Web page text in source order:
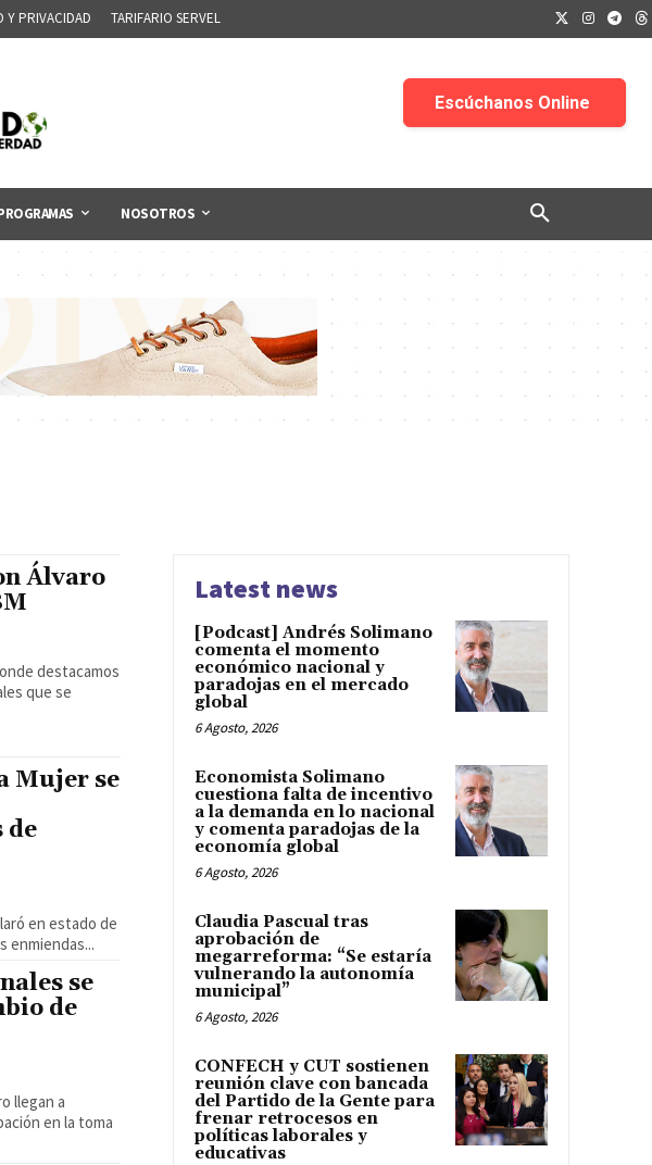
Y PRIVACIDAD TARIFARIO SERVEL
NOSOTROS
Álvaro
destacamos
que se
Mujer se
de
en estado de
enmiendas...
se
de
llegan a
en la toma
Latest news
[Podcast] Andrés Solimano
comenta el momento
económico nacional y
paradojas en el mercado
global
6 Agosto, 2026
Economista Solimano
cuestiona falta de incentivo
a la demanda en lo nacional
y comenta paradojas de la
economía global
6 Agosto, 2026
Claudia Pascual tras
aprobación de
megarreforma: “Se estaría
vulnerando la autonomía
municipal”
6 Agosto, 2026
CONFECH y CUT sostienen
reunión clave con bancada
del Partido de la Gente para
frenar retrocesos en
políticas laborales y
educativas